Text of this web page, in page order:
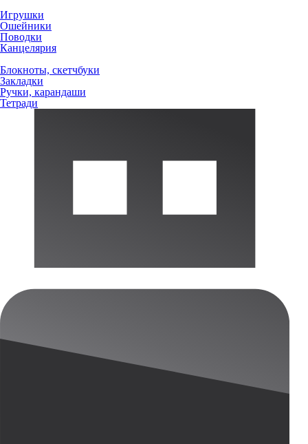
Игрушки
Ошейники
Поводки
Канцелярия
Блокноты, скетчбуки
Закладки
Ручки, карандаши
Тетради